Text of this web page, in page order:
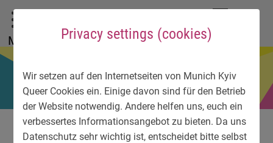
Privacy settings (cookies)
Wir setzen auf den Internetseiten von Munich Kyiv
Queer Cookies ein. Einige davon sind für den Betrieb
der Website notwendig. Andere helfen uns, euch ein
verbessertes Informationsangebot zu bieten. Da uns
Datenschutz sehr wichtig ist, entscheidet bitte selbst
To main menu
To language menu
To search
To content
To service information
Menu